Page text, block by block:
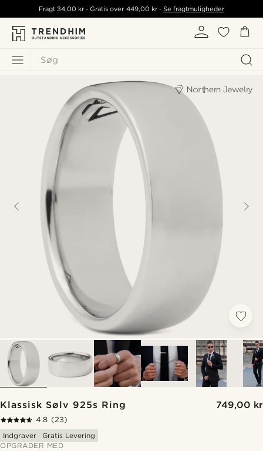
Søg
Fragt34,00 kr - Gratis over 449,00 kr- Se fragtmuligheder
Klassisk Sølv 925s Ring 749,00 kr
4.8 (23)
Indgraver
Gratis Levering
OPGRADER MED